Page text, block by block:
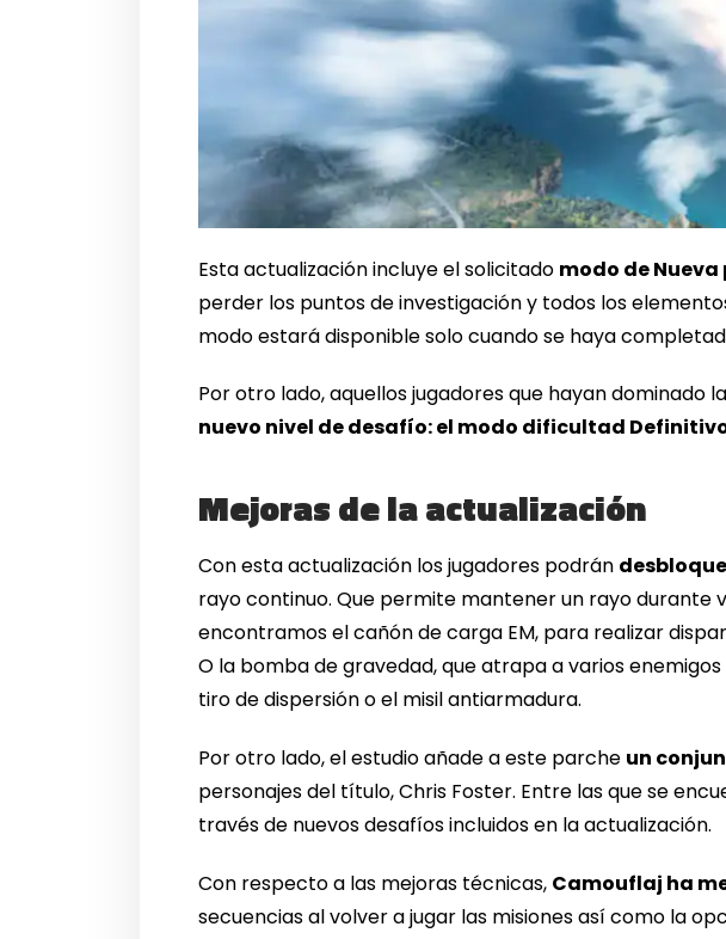
Esta actualización incluye el solicitado modo de
perder los puntos de investigación y todos los
modo estará disponible solo cuando se haya
Por otro lado, aquellos jugadores que hayan
nuevo nivel de desafío: el modo dificultad
Mejoras de la actualización
Con esta actualización los jugadores podrán
rayo continuo. Que permite mantener un rayo durante
encontramos el cañón de carga EM, para realizar
O la bomba de gravedad, que atrapa a varios
tiro de dispersión o el misil antiarmadura.
Por otro lado, el estudio añade a este parche un
personajes del título, Chris Foster. Entre las que se
través de nuevos desafíos incluidos en la actualización.
Con respecto a las mejoras técnicas, Camouflaj ha
secuencias al volver a jugar las misiones así como la